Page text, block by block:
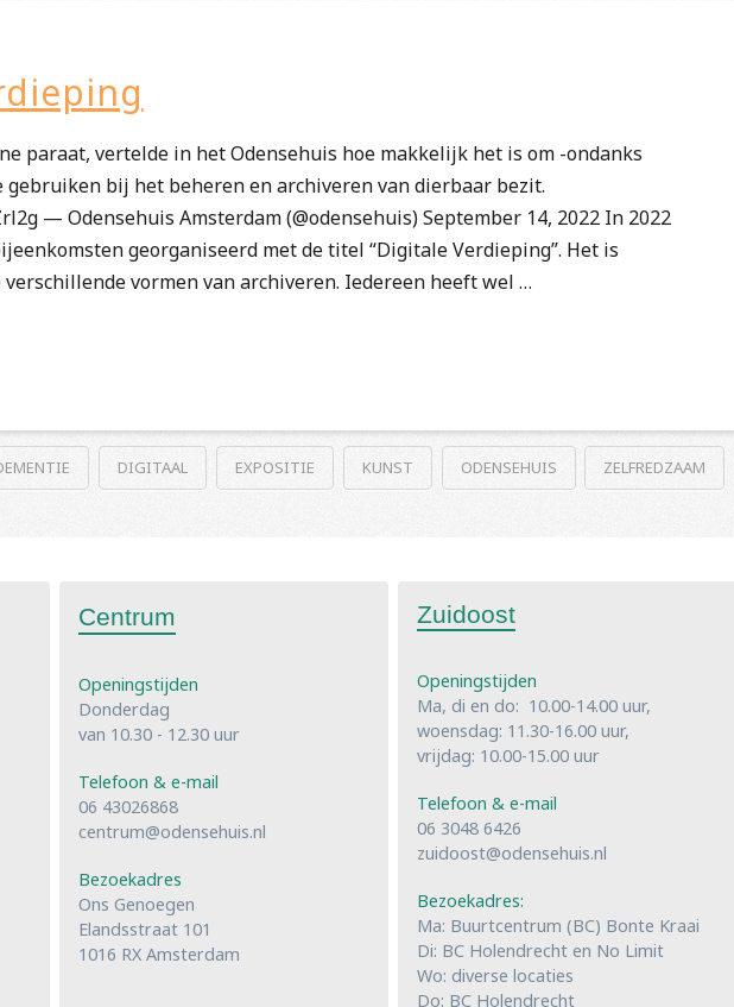
paraat, vertelde in het Odensehuis hoe makkelijk het is om -ondanks
bij het beheren en archiveren van dierbaar bezit.
— Odensehuis Amsterdam (@odensehuis) September 14, 2022 In 2022
georganiseerd met de titel “Digitale Verdieping”. Het is
verschillende vormen van archiveren. Iedereen heeft wel …
DIGITAAL EXPOSITIE KUNST ODENSEHUIS ZELFREDZAAM
Centrum
Openingstijden
Donderdag
van 10.30 - 12.30 uur
Telefoon & e-mail
06 43026868
centrum@odensehuis.nl
Bezoekadres
Ons Genoegen
Elandsstraat 101
1016 RX Amsterdam
Zuidoost
Openingstijden
Ma, di en do: 10.00-14.00 uur,
woensdag: 11.30-16.00 uur,
vrijdag: 10.00-15.00 uur
Telefoon & e-mail
06 3048 6426
zuidoost@odensehuis.nl
Bezoekadres:
Ma: Buurtcentrum (BC) Bonte Kraai
Di: BC Holendrecht en No Limit
Wo: diverse locaties
Do: BC Holendrecht